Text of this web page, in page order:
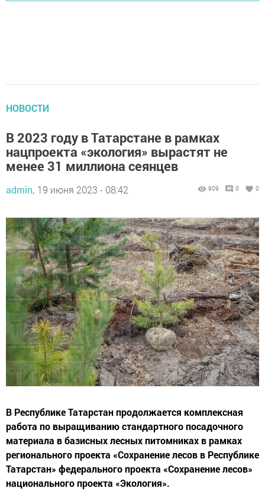
НОВОСТИ
В 2023 году в Татарстане в рамках
нацпроекта «экология» вырастят не
менее 31 миллиона сеянцев
admin, 19 июня 2023 - 08:42 909 0 0
В Республике Татарстан продолжается комплексная
работа по выращиванию стандартного посадочного
материала в базисных лесных питомниках в рамках
регионального проекта «Сохранение лесов в Республике
Татарстан» федерального проекта «Сохранение лесов»
национального проекта «Экология».